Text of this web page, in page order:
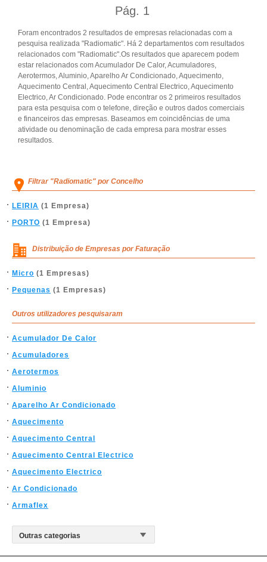
Pág. 1
Foram encontrados 2 resultados de empresas relacionadas com a
pesquisa realizada "Radiomatic". Há 2 departamentos com resultados
relacionados com "Radiomatic".Os resultados que aparecem podem
estar relacionados com Acumulador De Calor, Acumuladores,
Aerotermos, Aluminio, Aparelho Ar Condicionado, Aquecimento,
Aquecimento Central, Aquecimento Central Electrico, Aquecimento
Electrico, Ar Condicionado. Pode encontrar os 2 primeiros resultados
para esta pesquisa com o telefone, direção e outros dados comerciais
e financeiros das empresas. Baseamos em coincidências de uma
atividade ou denominação de cada empresa para mostrar esses
resultados.
Filtrar "Radiomatic" por Concelho
LEIRIA (1 Empresa)
PORTO (1 Empresa)
Distribuição de Empresas por Faturação
Micro (1 Empresas)
Pequenas (1 Empresas)
Outros utilizadores pesquisaram
Acumulador De Calor
Acumuladores
Aerotermos
Aluminio
Aparelho Ar Condicionado
Aquecimento
Aquecimento Central
Aquecimento Central Electrico
Aquecimento Electrico
Ar Condicionado
Armaflex